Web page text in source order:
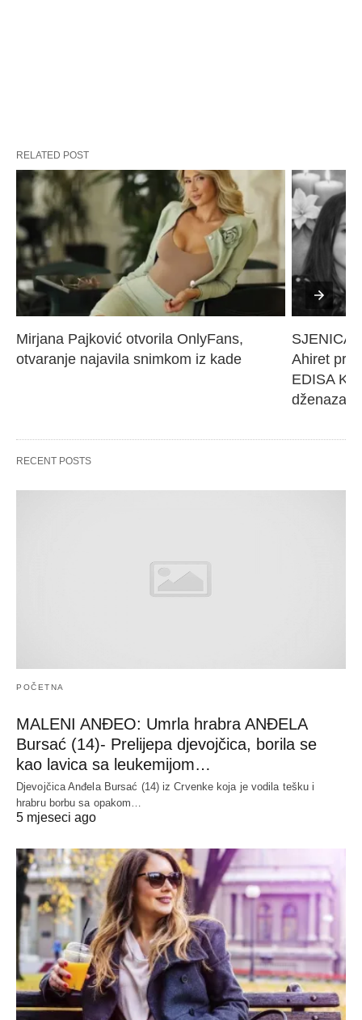
RELATED POST
Mirjana Pajković otvorila OnlyFans,
otvaranje najavila snimkom iz kade
SJENICA
Ahiret
EDISA
dženaza
RECENT POSTS
POČETNA
MALENI ANĐEO: Umrla hrabra ANĐELA
Bursać (14)- Prelijepa djevojčica, borila se
kao lavica sa leukemijom…
Djevojčica Anđela Bursać (14) iz Crvenke koja je vodila tešku i
hrabru borbu sa opakom…
5 mjeseci ago